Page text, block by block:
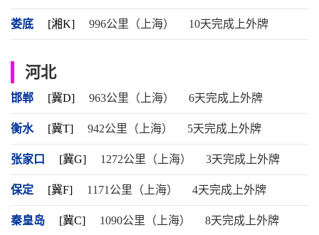
娄底 [湘K] 996公里（上海） 10天完成上外牌
河北
邯郸 [冀D] 963公里（上海） 6天完成上外牌
衡水 [冀T] 942公里（上海） 5天完成上外牌
张家口 [冀G] 1272公里（上海） 3天完成上外牌
保定 [冀F] 1171公里（上海） 4天完成上外牌
秦皇岛 [冀C] 1090公里（上海） 8天完成上外牌